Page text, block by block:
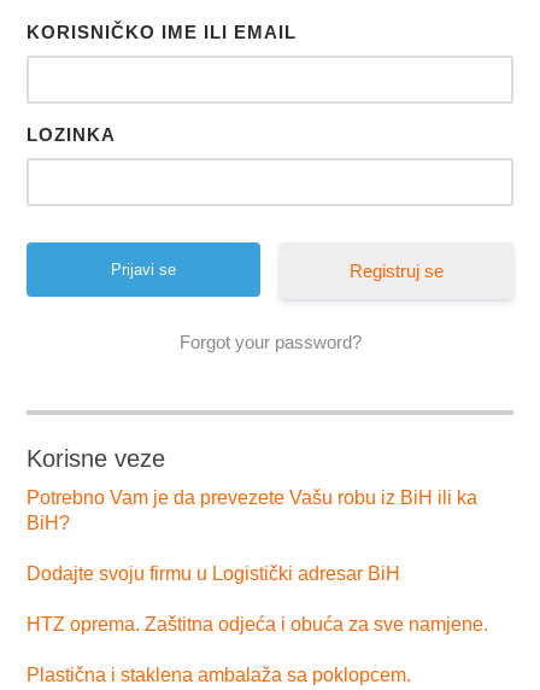
KORISNIČKO IME ILI EMAIL
LOZINKA
Registruj se
Forgot your password?
Korisne veze
Potrebno Vam je da prevezete Vašu robu iz BiH ili ka
BiH?
Dodajte svoju firmu u Logistički adresar BiH
HTZ oprema. Zaštitna odjeća i obuća za sve namjene.
Plastična i staklena ambalaža sa poklopcem.